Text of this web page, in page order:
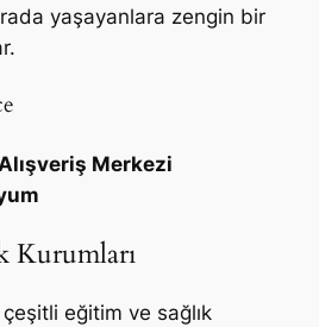
yaşayanlara zengin bir
Merkezi
Kurumları
eğitim ve sağlık